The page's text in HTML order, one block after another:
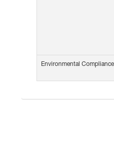
Environmental Compliance